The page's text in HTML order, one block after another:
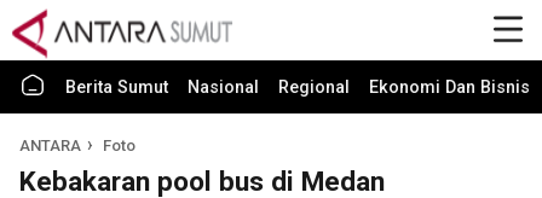
Berita Sumut Nasional Regional Ekonomi Dan Bisnis
ANTARA Foto
Kebakaran pool bus di Medan